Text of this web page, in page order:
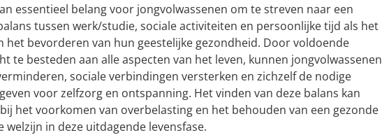
essentieel belang voor jongvolwassenen om te streven naar een
tussen werk/studie, sociale activiteiten en persoonlijke tijd als het
het bevorderen van hun geestelijke gezondheid. Door voldoende
te besteden aan alle aspecten van het leven, kunnen jongvolwassenen
sociale verbindingen versterken en zichzelf de nodige
voor zelfzorg en ontspanning. Het vinden van deze balans kan
het voorkomen van overbelasting en het behouden van een gezonde
welzijn in deze uitdagende levensfase.